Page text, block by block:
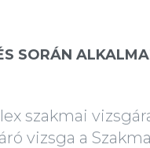
SORÁN
szakmai
vizsga a